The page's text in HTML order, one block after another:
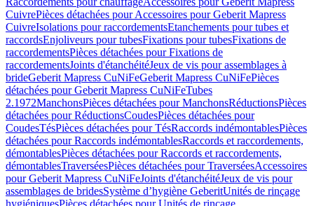
CuivrePièces détachées pour Accessoires pour Geberit Mapress
CuivreIsolations pour raccordementsEtanchements pour tubes et
raccordsEnjoliveurs pour tubesFixations pour tubesFixations de
raccordementsPièces détachées pour Fixations de
raccordementsJoints d'étanchéitéJeux de vis pour assemblages à
brideGeberit Mapress CuNiFeGeberit Mapress CuNiFePièces
détachées pour Geberit Mapress CuNiFeTubes
2.1972ManchonsPièces détachées pour ManchonsRéductionsPièces
détachées pour RéductionsCoudesPièces détachées pour
CoudesTésPièces détachées pour TésRaccords indémontablesPièces
détachées pour Raccords indémontablesRaccords et raccordements,
démontablesPièces détachées pour Raccords et raccordements,
démontablesTraverséesPièces détachées pour TraverséesAccessoires
pour Geberit Mapress CuNiFeJoints d'étanchéitéJeux de vis pour
assemblages de bridesSystème d’hygiène GeberitUnités de rinçage
hygiéniquesPièces détachées pour Unités de rinçage